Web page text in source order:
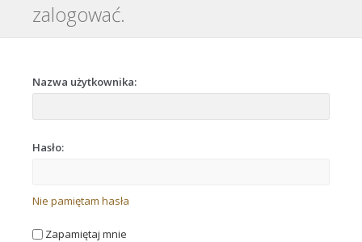
zalogować.
Nazwa użytkownika:
Hasło:
Nie pamiętam hasła
Zapamiętaj mnie